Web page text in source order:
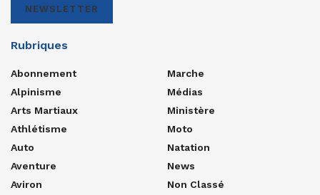
NEWSLETTER
Rubriques
Abonnement
Alpinisme
Arts Martiaux
Athlétisme
Auto
Aventure
Aviron
Marche
Médias
Ministère
Moto
Natation
News
Non Classé